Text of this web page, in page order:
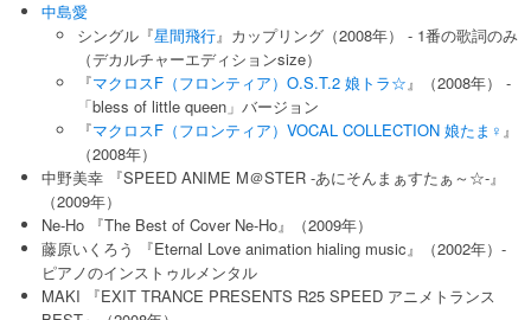
中島愛
シングル『星間飛行』カップリング（2008年） - 1番の歌詞のみ
（デカルチャーエディションsize）
『マクロスF（フロンティア）O.S.T.2 娘トラ☆』（2008年） -
「bless of little queen」バージョン
『マクロスF（フロンティア）VOCAL COLLECTION 娘たま♀ 』
（2008年）
中野美幸 『SPEED ANIME M＠STER -あにそんまぁすたぁ～☆-』
（2009年）
Ne-Ho 『The Best of Cover Ne-Ho』（2009年）
藤原いくろう 『Eternal Love animation hialing music』（2002年）-
ピアノのインストゥルメンタル
MAKI 『EXIT TRANCE PRESENTS R25 SPEED アニメトランス